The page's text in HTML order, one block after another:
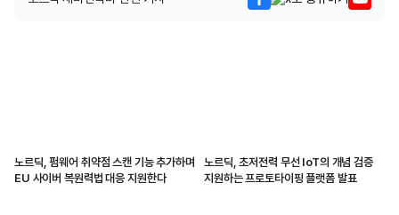
노르딕, 펌웨어 취약점 스캔 기능 추가하며
EU 사이버 복원력법 대응 지원한다
노르딕, 초저전력 무선 IoT의 개념 검증
지원하는 프로토타이핑 플랫폼 발표